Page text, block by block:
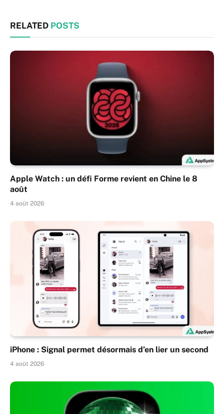
RELATED POSTS
Apple Watch : un défi Forme revient en Chine le 8
août
4 août 2026
iPhone : Signal permet désormais d’en lier un second
4 août 2026